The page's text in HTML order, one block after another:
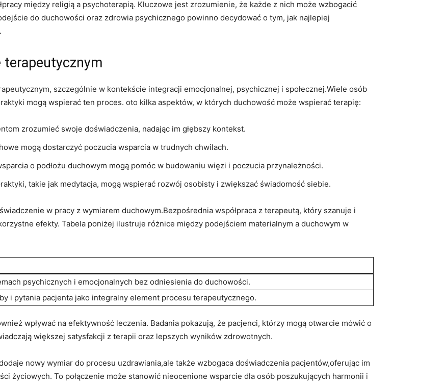
między religią a psychoterapią. Kluczowe jest zrozumienie, że każde z nich może wzbogacić
do duchowości oraz zdrowia psychicznego powinno decydować o tym, jak najlepiej
terapeutycznym
szczególnie w kontekście integracji emocjonalnej, psychicznej i społecznej.Wiele osób
mogą wspierać ten proces. oto kilka aspektów, w których duchowość może wspierać terapię:
zrozumieć swoje doświadczenia, nadając im głębszy kontekst.
mogą dostarczyć poczucia wsparcia w trudnych chwilach.
o podłożu duchowym mogą pomóc w budowaniu więzi i poczucia przynależności.
takie jak medytacja, mogą wspierać rozwój osobisty i zwiększać świadomość siebie.
w pracy z wymiarem duchowym.Bezpośrednia współpraca z terapeutą, który szanuje i
efekty. Tabela poniżej ilustruje różnice między podejściem materialnym a duchowym w
psychicznych i emocjonalnych bez odniesienia do duchowości.
i pytania pacjenta jako integralny element procesu terapeutycznego.
wpływać na efektywność leczenia. Badania pokazują, że pacjenci, którzy mogą otwarcie mówić o
większej satysfakcji z terapii oraz lepszych wyników zdrowotnych.
nowy wymiar do procesu uzdrawiania,ale także wzbogaca doświadczenia pacjentów,oferując im
życiowych. To połączenie może stanowić nieocenione wsparcie dla osób poszukujących harmonii i